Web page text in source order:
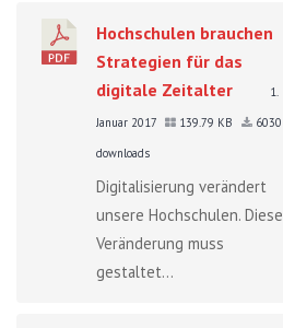
Hochschulen brauchen
Strategien für das
digitale Zeitalter
1.
Januar 2017
139.79 KB
6030
downloads
Digitalisierung verändert
unsere Hochschulen. Diese
Veränderung muss
gestaltet...